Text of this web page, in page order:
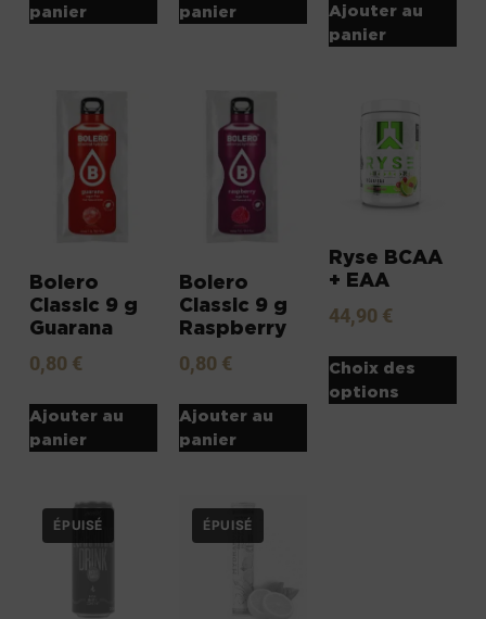
panier
panier
Ajouter au
panier
Bolero
Classic 9 g
Guarana
0,80 €
Ajouter au
panier
Bolero
Classic 9 g
Raspberry
0,80 €
Ajouter au
panier
Ryse BCAA
+ EAA
44,90 €
Choix des
options